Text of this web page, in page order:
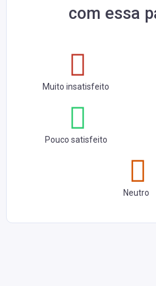
com essa
Muito insatisfeito
Neutro
Pouco satisfeito